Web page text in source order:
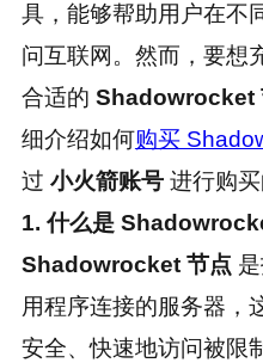
具，能够帮助用户在不
问互联网。然而，要想
合适的 Shadowrocket
细介绍如何购买
过 小火箭账号进行购买
1. 什么是
Shadowrocket 节点
用程序连接的服务器，
安全、快速地访问被限